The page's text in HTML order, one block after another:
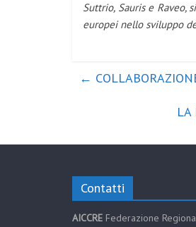
Suttrio, Sauris e
europei nello sviluppo
←
LA
Contatti
AICCRE Federazione